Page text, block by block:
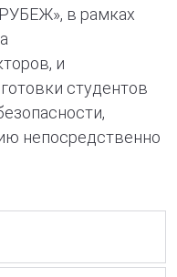
в рамках
и
студентов
непосредственно